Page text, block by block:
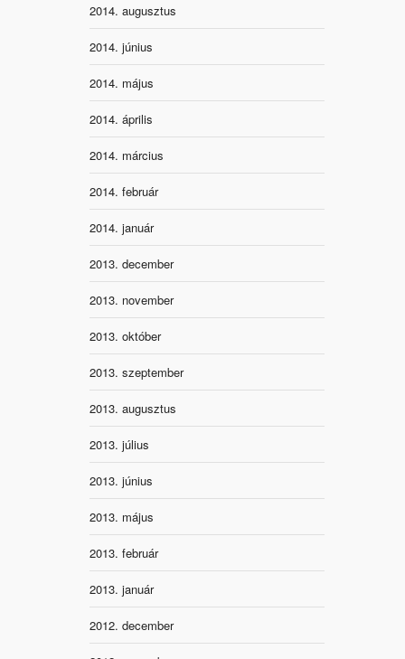
2014. augusztus
2014. június
2014. május
2014. április
2014. március
2014. február
2014. január
2013. december
2013. november
2013. október
2013. szeptember
2013. augusztus
2013. július
2013. június
2013. május
2013. február
2013. január
2012. december